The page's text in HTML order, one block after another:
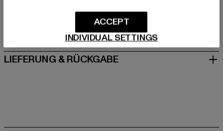
GRÖSSE & PASSFORM
PFLEGEHINWEISE
LIEFERUNG & RÜCKGABE
INDIVIDUAL SETTINGS
ACCEPT